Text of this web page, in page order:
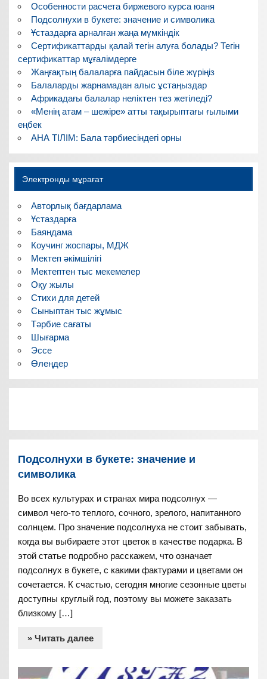
Особенности расчета биржевого курса юаня
Подсолнухи в букете: значение и символика
Ұстаздарға арналған жаңа мүмкіндік
Сертификаттарды қалай тегін алуға болады? Тегін
сертификаттар мұғалімдерге
Жаңғақтың балаларға пайдасын біле жүріңіз
Балаларды жарнамадан алыс ұстаңыздар
Африкадағы балалар неліктен тез жетіледі?
«Менің атам – шежіре» атты тақырыптағы ғылыми
еңбек
АНА ТІЛІМ: Бала тәрбиесіндегі орны
Электронды мұрағат
Авторлық бағдарлама
Ұстаздарға
Баяндама
Коучинг жоспары, МДЖ
Мектеп әкімшілігі
Мектептен тыс мекемелер
Оқу жылы
Стихи для детей
Сыныптан тыс жұмыс
Тәрбие сағаты
Шығарма
Эссе
Өлеңдер
Подсолнухи в букете: значение и
символика
Во всех культурах и странах мира подсолнух —
символ чего-то теплого, сочного, зрелого, напитанного
солнцем. Про значение подсолнуха не стоит забывать,
когда вы выбираете этот цветок в качестве подарка. В
этой статье подробно расскажем, что означает
подсолнух в букете, с какими фактурами и цветами он
сочетается. К счастью, сегодня многие сезонные цветы
доступны круглый год, поэтому вы можете заказать
близкому […]
» Читать далее